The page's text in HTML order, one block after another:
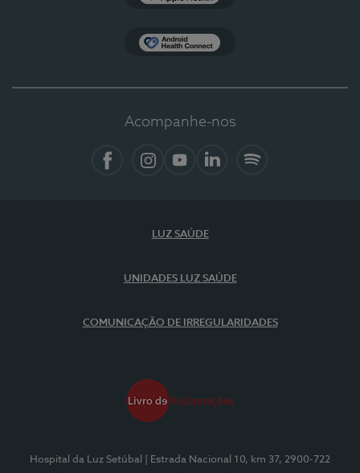
Acompanhe-nos
LUZ SAÚDE
UNIDADES LUZ SAÚDE
COMUNICAÇÃO DE IRREGULARIDADES
Hospital da Luz Setúbal
| Estrada Nacional 10, km 37, 2900-722